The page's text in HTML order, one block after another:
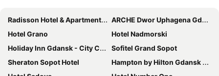
Radisson Hotel & Apartments Gdansk
ARCHE Dwor Uphagena Gdansk
Hotel Grano
Hotel Nadmorski
Holiday Inn Gdansk - City Centre By Ihg
Sofitel Grand Sopot
Sheraton Sopot Hotel
Hampton by Hilton Gdansk Old Town